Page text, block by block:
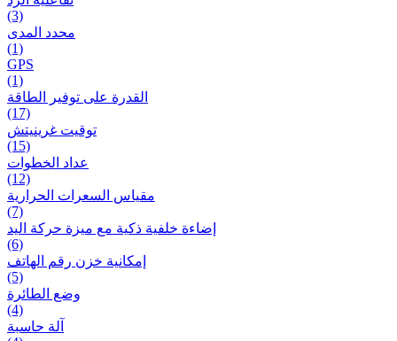
(3)
محدد المدى
(1)
GPS
(1)
القدرة على توفير الطاقة
(17)
توقيت غرينيتش
(15)
عداد الخطوات
(12)
مقیاس السعرات الحرارية
(7)
إضاءة خلفية ذكية مع ميزة حرکة اليد
(6)
إمكانية خزن رقم الهاتف
(5)
وضع الطائرة
(4)
آلة حاسبة